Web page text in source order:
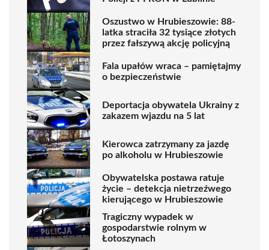
Oszustwo w Hrubieszowie: 88-
latka straciła 32 tysiące złotych
przez fałszywą akcję policyjną
Fala upałów wraca – pamiętajmy
o bezpieczeństwie
Deportacja obywatela Ukrainy z
zakazem wjazdu na 5 lat
Kierowca zatrzymany za jazdę
po alkoholu w Hrubieszowie
Obywatelska postawa ratuje
życie – detekcja nietrzeźwego
kierującego w Hrubieszowie
Tragiczny wypadek w
gospodarstwie rolnym w
Łotoszynach